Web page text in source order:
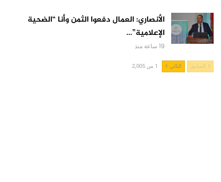
الأنصاري: العمال دفعوا الثمن وأنا “الضحية
الإعلامية”…
19 ساعة منذ
السابق التالي 1 من 2,005